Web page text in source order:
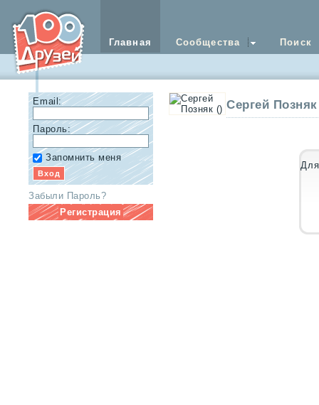
Главная Сообщества Поиск
Сергей Позняк
Email:
Пароль:
Запомнить меня
Забыли Пароль?
Регистрация